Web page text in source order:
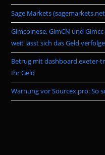
Sage Markets
Gimcoinese, GimCN und
weit lässt sich das Geld
Betrug mit dashboard.exeter-
Ihr Geld
Warnung vor Sourcex.pro: So